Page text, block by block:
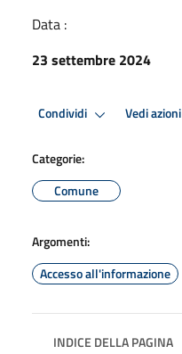
Data :
23 settembre 2024
Condividi Vedi azioni
Categorie:
Comune
Argomenti:
Accesso all'informazione
INDICE DELLA PAGINA